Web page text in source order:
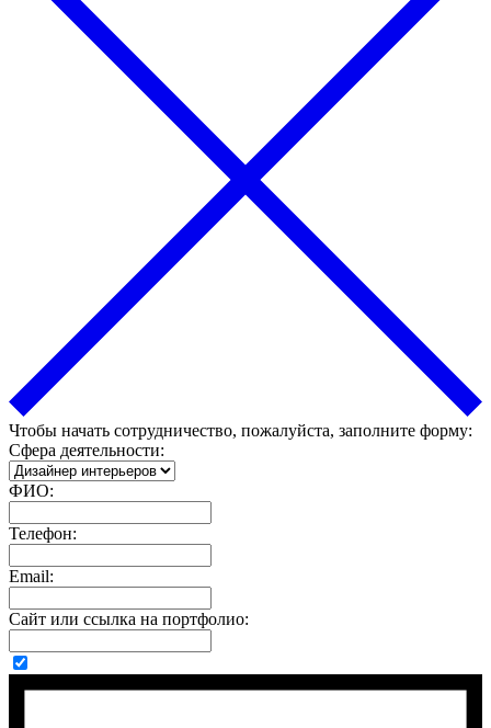
Чтобы начать сотрудничество, пожалуйста, заполните форму:
Сфера деятельности:
ФИО:
Телефон:
Email:
Сайт или ссылка на портфолио: